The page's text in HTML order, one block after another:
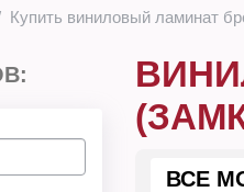
Купить виниловый ламинат
ВСЕ